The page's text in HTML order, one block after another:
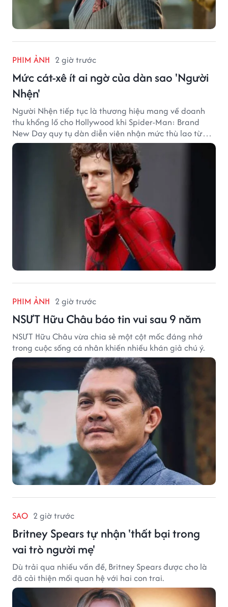
PHIM ẢNH 2 giờ trước
Mức cát-xê ít ai ngờ của dàn sao 'Người
Nhện'
Người Nhện tiếp tục là thương hiệu mang về doanh
thu khổng lồ cho Hollywood khi Spider-Man: Brand
New Day quy tụ dàn diễn viên nhận mức thù lao từ
hàng chục đến hàng trăm tỷ đồng. Thành công phòng
vé của bộ phim cũng giúp nhiều ngôi sao sở hữu khoản
thu nhập đáng mơ ước.
PHIM ẢNH 2 giờ trước
NSƯT Hữu Châu báo tin vui sau 9 năm
NSƯT Hữu Châu vừa chia sẻ một cột mốc đáng nhớ
trong cuộc sống cá nhân khiến nhiều khán giả chú ý.
SAO 2 giờ trước
Britney Spears tự nhận 'thất bại trong
vai trò người mẹ'
Dù trải qua nhiều vấn đề, Britney Spears được cho là
đã cải thiện mối quan hệ với hai con trai.